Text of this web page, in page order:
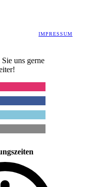
IMPRESSUM
uns gerne